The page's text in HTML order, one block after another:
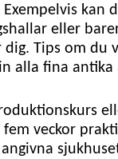
kan
eller
Tips om du
alla fina antika
veckor